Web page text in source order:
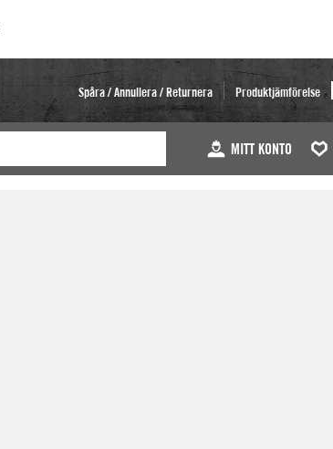
Spåra / Annullera / Returnera Produktjämförelse
MITT KONTO